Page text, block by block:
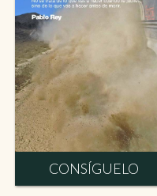
CONSÍGUELO